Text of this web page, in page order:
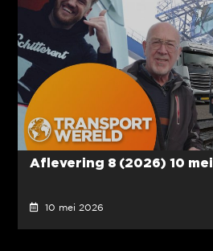
Aflevering 8 (2026) 10 mei
10 mei 2026